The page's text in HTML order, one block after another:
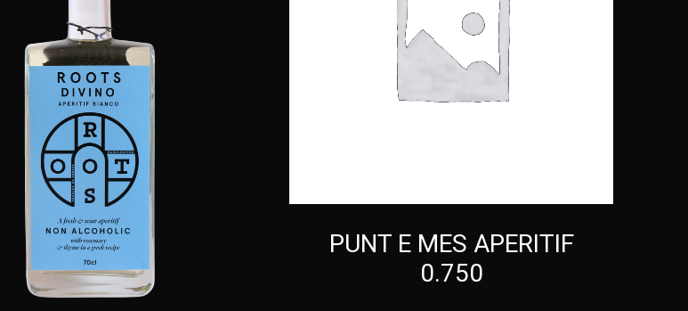
PUNT E MES APERITIF
0.750